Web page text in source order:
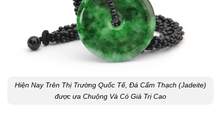
Hiện Nay Trên Thị Trường Quốc Tế, Đá Cẩm Thạch (Jadeite)
được ưa Chuộng Và Có Giá Trị Cao